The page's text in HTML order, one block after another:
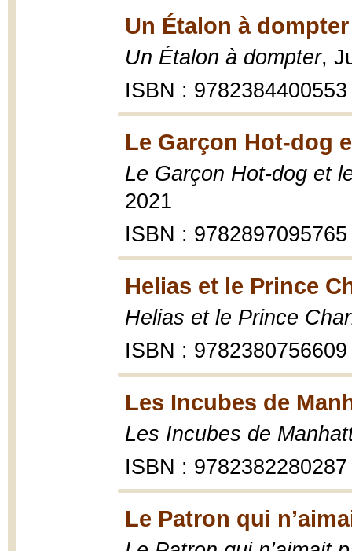
Un Étalon à dompter
Un Étalon à dompter,
ISBN : 9782384400553
Le Garçon Hot-dog
Le Garçon Hot-dog et
2021
ISBN : 9782897095765
Helias et le Prince
Helias et le Prince
ISBN : 9782380756609
Les Incubes de
Les Incubes de
ISBN : 9782382280287
Le Patron qui